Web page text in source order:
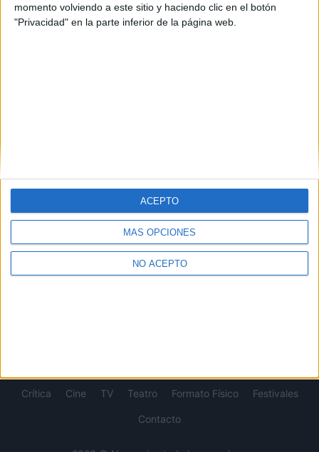
momento volviendo a este sitio y haciendo clic en el botón
"Privacidad" en la parte inferior de la página web.
MÁS OPCIONES
NO ACEPTO
ACEPTO
crítica y actualidad tanto de cine como de series, sin
olvidarse del formato físico, festivales, entrevistas,
concursos...
Desde 2008 viviendo la pasión por el séptimo arte.
Crítica Cine TV Teatro Formato Físico Festivales
Contacto